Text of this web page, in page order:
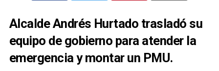
Alcalde Andrés Hurtado trasladó su
equipo de gobierno para atender la
emergencia y montar un PMU.